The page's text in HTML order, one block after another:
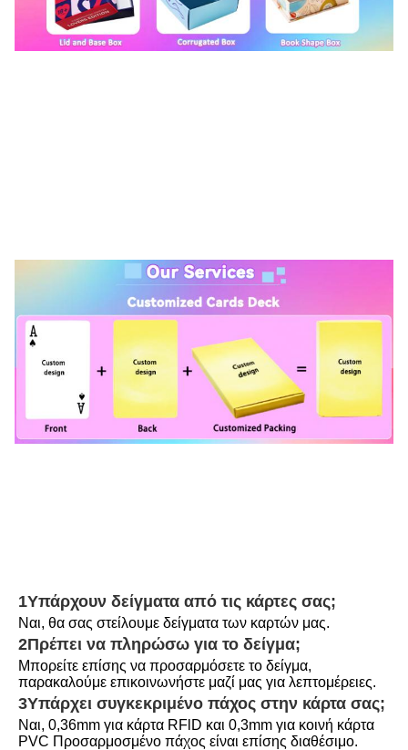
1Υπάρχουν δείγματα από τις κάρτες σας;
Ναι, θα σας στείλουμε δείγματα των καρτών μας.
2Πρέπει να πληρώσω για το δείγμα;
Μπορείτε επίσης να προσαρμόσετε το δείγμα,
παρακαλούμε επικοινωνήστε μαζί μας για λεπτομέρειες.
3Υπάρχει συγκεκριμένο πάχος στην κάρτα σας;
Ναι, 0,36mm για κάρτα RFlD και 0,3mm για κοινή κάρτα
PVC Προσαρμοσμένο πάχος είναι επίσης διαθέσιμο.